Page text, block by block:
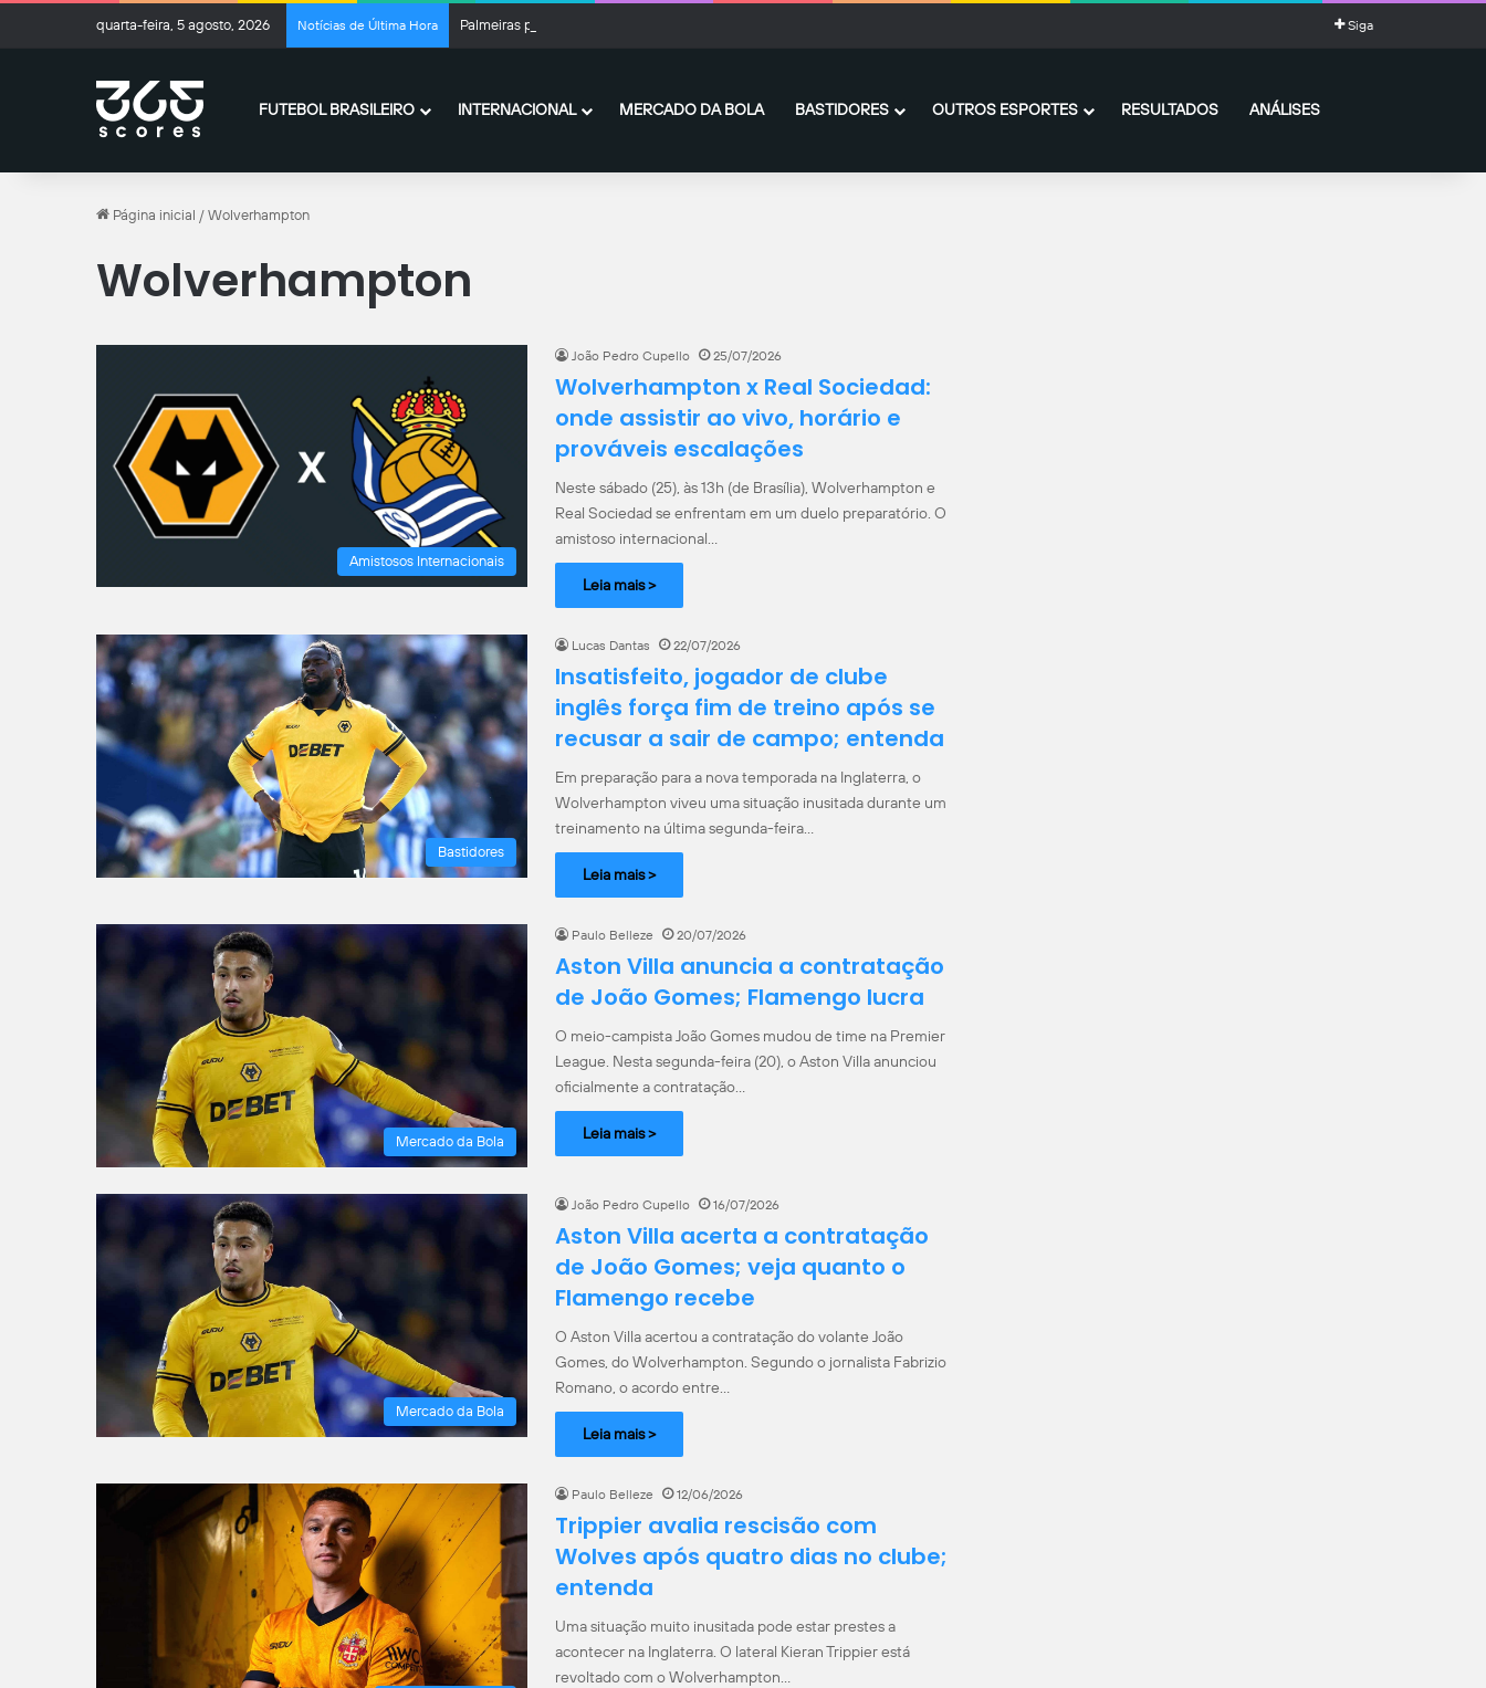
quarta-feira, 5 agosto, 2026 Notícias de Última Hora Palmeiras perde para o Fortaleza, mas avança às quartas da Copa do Brasil Siga
FUTEBOL BRASILEIRO INTERNACIONAL MERCADO DA BOLA BASTIDORES OUTROS ESPORTES RESULTADOS ANÁLISES
Página inicial / Wolverhampton
Wolverhampton
Amistosos Internacionais
João Pedro Cupello 25/07/2026
Wolverhampton x Real Sociedad:
onde assistir ao vivo, horário e
prováveis escalações
Neste sábado (25), às 13h (de Brasília), Wolverhampton e
Real Sociedad se enfrentam em um duelo preparatório. O
amistoso internacional…
Leia mais >
Bastidores
Lucas Dantas 22/07/2026
Insatisfeito, jogador de clube
inglês força fim de treino após se
recusar a sair de campo; entenda
Em preparação para a nova temporada na Inglaterra, o
Wolverhampton viveu uma situação inusitada durante um
treinamento na última segunda-feira…
Leia mais >
Mercado da Bola
Paulo Belleze 20/07/2026
Aston Villa anuncia a contratação
de João Gomes; Flamengo lucra
O meio-campista João Gomes mudou de time na Premier
League. Nesta segunda-feira (20), o Aston Villa anunciou
oficialmente a contratação…
Leia mais >
Mercado da Bola
João Pedro Cupello 16/07/2026
Aston Villa acerta a contratação
de João Gomes; veja quanto o
Flamengo recebe
O Aston Villa acertou a contratação do volante João
Gomes, do Wolverhampton. Segundo o jornalista Fabrizio
Romano, o acordo entre…
Leia mais >
Paulo Belleze 12/06/2026
Trippier avalia rescisão com
Wolves após quatro dias no clube;
entenda
Uma situação muito inusitada pode estar prestes a
acontecer na Inglaterra. O lateral Kieran Trippier está
revoltado com o Wolverhampton…